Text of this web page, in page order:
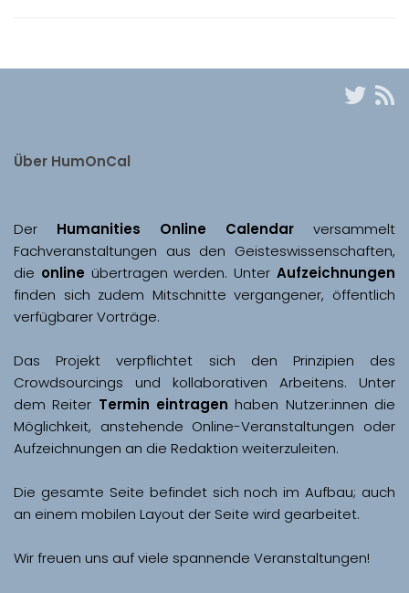
Über HumOnCal
Der Humanities Online Calendar versammelt
Fachveranstaltungen aus den Geisteswissenschaften,
die online übertragen werden. Unter Aufzeichnungen
finden sich zudem Mitschnitte vergangener, öffentlich
Das Projekt verpflichtet sich den Prinzipien des
Crowdsourcings und kollaborativen Arbeitens. Unter
dem Reiter Termin eintragen haben Nutzer:innen die
Möglichkeit, anstehende Online-Veranstaltungen oder
Aufzeichnungen an die Redaktion weiterzuleiten.
Die gesamte Seite befindet sich noch im Aufbau; auch
Wir freuen uns auf viele spannende Veranstaltungen!